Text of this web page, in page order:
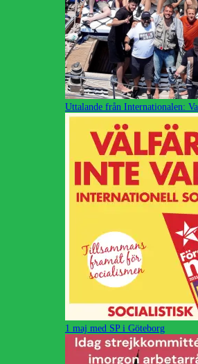
Uttalande från Internationalen:
1 maj med SP i Göteborg